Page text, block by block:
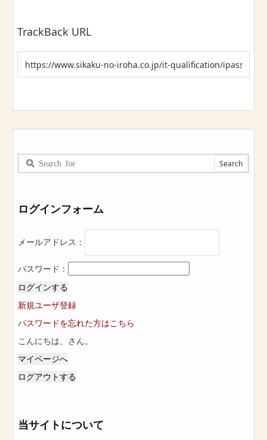
TrackBack URL
ログインフォーム
メールアドレス：
パスワード：
ログインする
新規ユーザ登録
パスワードを忘れた方はこちら
こんにちは、 さん。
マイページへ
ログアウトする
当サイトについて